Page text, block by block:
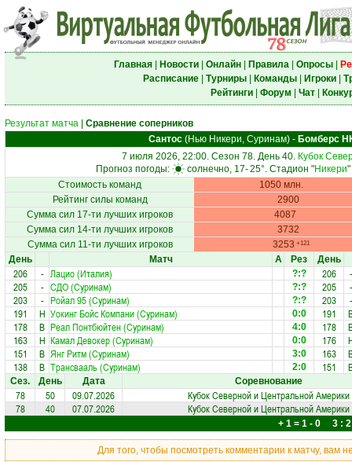
Главная| Новости| Онлайн| Правила| Опросы|
Расписание| Турниры| Команды| Игроки|
Рейтинги| Форум Чат|
Результат матча
Сравнение соперников
Сантос (Нью Никери, Суринам) - Бомберс
7 июля 2026, 22:00. Сезон 78. День 40. Кубок
Прогноз погоды:
солнечно, 17-25°. Стадион "Никери
Стоимость команд
1050 млн.
Рейтинг силы команд
2900
Сумма сил 17-ти лучших игроков
4087
Сумма сил 14-ти лучших игроков
3732
Сумма сил 11-ти лучших игроков
3253 +121
День Матч А Рез
206 - Лацио (Италия) ?:?
205 - СДО (Суринам) ?:?
203 - Ройал 95 (Суринам) ?:?
191 Н Уокинг Бойс Компани (Суринам) 0:0
178 В Реал Понтбюйтен (Суринам) 4:0
163 Н Камал Девокер (Суринам) 0:0
151 В Янг Ритм (Суринам) 3:0
138 В Трансвааль (Суринам) 2:0
День
206
-
205
-
203
-
191
178
176
163
151
Сез. День Дата Соревнование
78 50 09.07.2026
Кубок Северной и Центральной Америки
78
40 07.07.2026 Кубок Северной и Центральной Америки
+ 1 = 1 - 0 3 : 2
Для того, чтобы посмотреть комментарии к матчу, вам